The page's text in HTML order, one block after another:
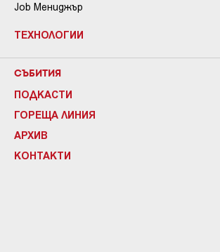
Job Мениджър
ТЕХНОЛОГИИ
СЪБИТИЯ
ПОДКАСТИ
ГОРЕЩА ЛИНИЯ
АРХИВ
КОНТАКТИ